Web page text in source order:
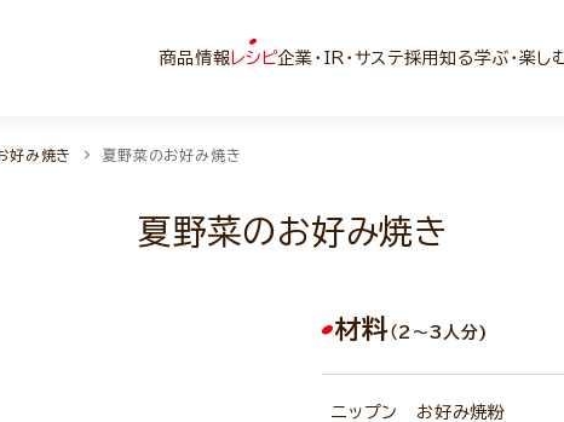
商品情報 レシピ企業・IR・サステ採用知る学ぶ・楽し
好み焼き 夏野菜のお好み焼き
夏野菜のお好み焼き
材料 （2～3人分)
ニップン お好み焼粉